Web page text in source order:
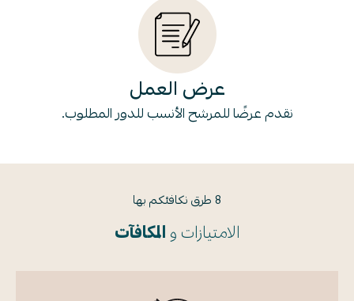
عرض العمل
نقدم عرضًا للمرشح الأنسب للدور المطلوب.
الامتيازات و المكافآت